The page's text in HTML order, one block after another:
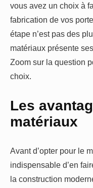
vous avez un choix à
fabrication de vos
étape n’est pas des
matériaux présente
Zoom sur la question
choix.
Les
matériaux
Avant d’opter pour le
indispensable d’en
la construction